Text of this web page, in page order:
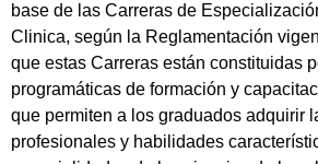
base de las Carreras de
Clinica, según la Reglamentación
que estas Carreras están constituidas
programáticas de formación y
que permiten a los graduados adquirir
profesionales y habilidades